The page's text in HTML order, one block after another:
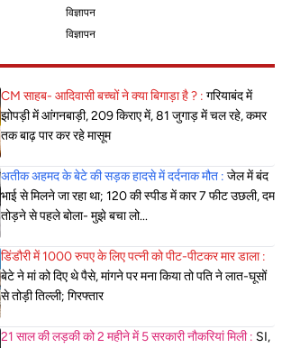
विज्ञापन
विज्ञापन
CM साहब- आदिवासी बच्चों ने क्या बिगाड़ा है ? : गरियाबंद में
झोपड़ी में आंगनबाड़ी, 209 किराए में, 81 जुगाड़ में चल रहे, कमर
तक बाढ़ पार कर रहे मासूम
अतीक अहमद के बेटे की सड़क हादसे में दर्दनाक मौत : जेल में बंद
भाई से मिलने जा रहा था; 120 की स्पीड में कार 7 फीट उछली, दम
तोड़ने से पहले बोला- मुझे बचा लो...
डिंडौरी में 1000 रुपए के लिए पत्नी को पीट-पीटकर मार डाला :
बेटे ने मां को दिए थे पैसे, मांगने पर मना किया तो पति ने लात-घूसों
से तोड़ी तिल्ली; गिरफ्तार
21 साल की लड़की को 2 महीने में 5 सरकारी नौकरियां मिली : SI,